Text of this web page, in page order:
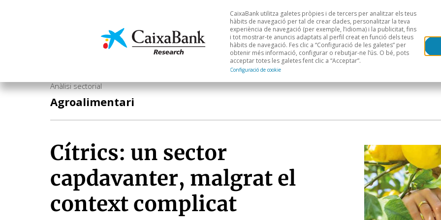
Economia i mercats Anàlisi sectorial Àrees geogràfiques
CaixaBank utilitza galetes pròpies i de tercers per analitzar els teus
hàbits de navegació per tal de crear dades, personalitzar la teva
experiència de navegació (per exemple, l’idioma) i la publicitat, fins
i tot mostrar-te anuncis adaptats al perfil creat en funció dels teus
hàbits de navegació. Fes clic a “Configuració de les galetes” per
obtenir més informació, configurar o rebutjar-ne l’ús. O bé, pots
acceptar totes les galetes fent clic a “Acceptar”.
Configuració de cookie
Anàlisi sectorial
Agroalimentari
Cítrics: un sector
capdavanter, malgrat el
context complicat